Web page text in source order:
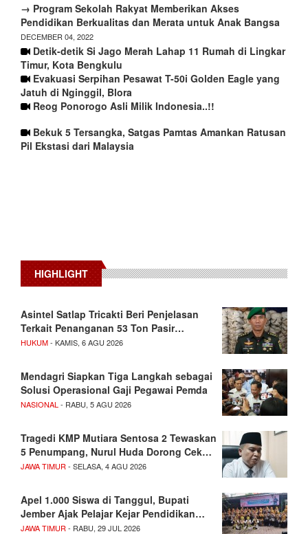
→ Program Sekolah Rakyat Memberikan Akses
Pendidikan Berkualitas dan Merata untuk Anak Bangsa
DECEMBER 04, 2022
Detik-detik Si Jago Merah Lahap 11 Rumah di Lingkar
Timur, Kota Bengkulu
Evakuasi Serpihan Pesawat T-50i Golden Eagle yang
Jatuh di Nginggil, Blora
Reog Ponorogo Asli Milik Indonesia..!!
Bekuk 5 Tersangka, Satgas Pamtas Amankan Ratusan
Pil Ekstasi dari Malaysia
HIGHLIGHT
Asintel Satlap Tricakti Beri Penjelasan
Terkait Penanganan 53 Ton Pasir…
HUKUM- KAMIS, 6 AGU 2026
Mendagri Siapkan Tiga Langkah sebagai
Solusi Operasional Gaji Pegawai Pemda
NASIONAL - RABU, 5 AGU 2026
Tragedi KMP Mutiara Sentosa 2 Tewaskan
5 Penumpang, Nurul Huda Dorong Cek…
JAWA TIMUR - SELASA, 4 AGU 2026
Apel 1.000 Siswa di Tanggul, Bupati
Jember Ajak Pelajar Kejar Pendidikan…
JAWA TIMUR - RABU, 29 JUL 2026